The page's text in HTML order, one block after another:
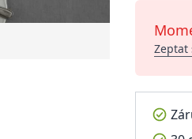
Zeptat